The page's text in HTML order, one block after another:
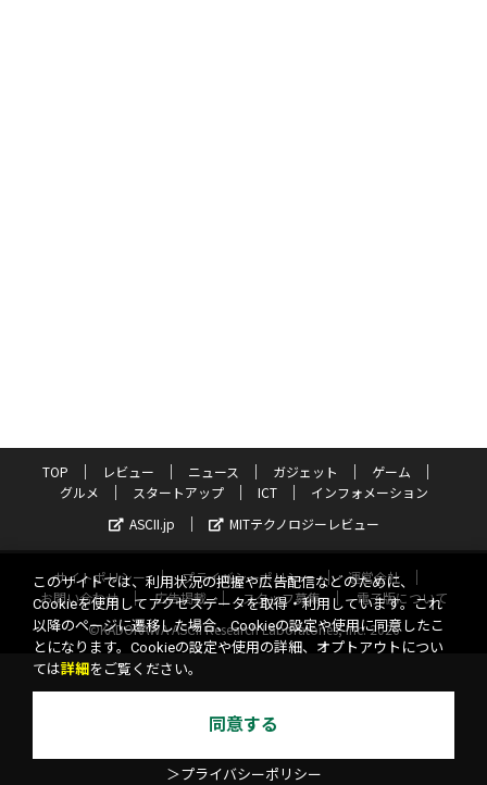
TOP レビュー ニュース ガジェット
ゲーム
グルメ
スタートアップ ICT
インフォメーション
ASCII.jp
MITテクノロジーレビュー
サイトポリシー プライバシーポリシー
運営会社
お問い合わせ
広告掲載 スタッフ募集
電子版について
©KADOKAWA ASCII Research Laboratories, Inc. 2026
このサイトでは、利用状況の把握や広告配信などのために、
Cookieを使用してアクセスデータを取得・利用しています。これ
以降のページに遷移した場合、Cookieの設定や使用に同意したこ
とになります。Cookieの設定や使用の詳細、オプトアウトについ
ては詳細 をご覧ください。
同意する
＞プライバシーポリシー